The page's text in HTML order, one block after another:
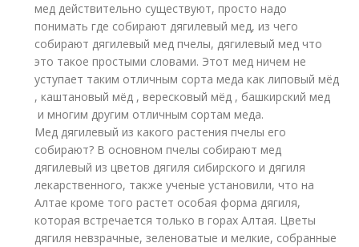
мед действительно существуют, просто надо
понимать где собирают дягилевый мед, из чего
собирают дягилевый мед пчелы, дягилевый мед что
это такое простыми словами. Этот мед ничем не
уступает таким отличным сорта меда как липовый мёд
, каштановый мёд , вересковый мёд , башкирский мед
и многим другим отличным сортам меда.
Мед дягилевый из какого растения пчелы его
собирают? В основном пчелы собирают мед
дягилевый из цветов дягиля сибирского и дягиля
лекарственного, также ученые установили, что на
Алтае кроме того растет особая форма дягиля,
которая встречается только в горах Алтая. Цветы
дягиля невзрачные, зеленоватые и мелкие, собранные